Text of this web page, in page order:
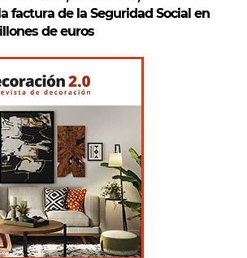
factura de la Seguridad Social en
de euros